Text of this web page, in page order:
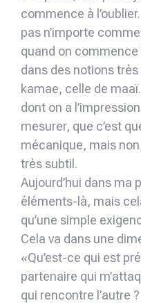
commence à
pas n’importe
quand on commence
dans des notions
kamae, celle de
dont on a
mesurer, que c’est
mécanique, mais
très subtil.
Aujourd’hui dans ma
éléments-là, mais
qu’une simple
Cela va dans une
«Qu’est-ce qui est
partenaire qui
qui rencontre l’autre